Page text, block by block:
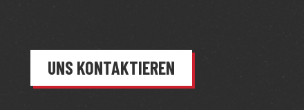
UNS KONTAKTIEREN